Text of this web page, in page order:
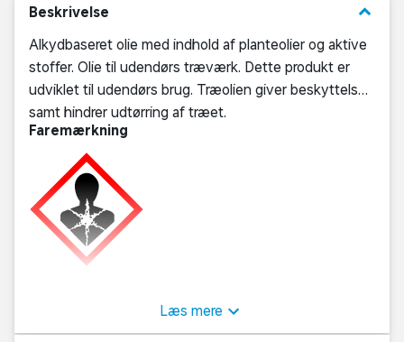
Beskrivelse keyboard_arrow_down
Alkydbaseret olie med indhold af planteolier og aktive
stoffer. Olie til udendørs træværk. Dette produkt er
udviklet til udendørs brug. Træolien giver beskyttelse
samt hindrer udtørring af træet.
Faremærkning
kommer i luftvejene. H412: Skadelig for vandlevende
organismer, med langvarige virkninger. P102:
Læs mere